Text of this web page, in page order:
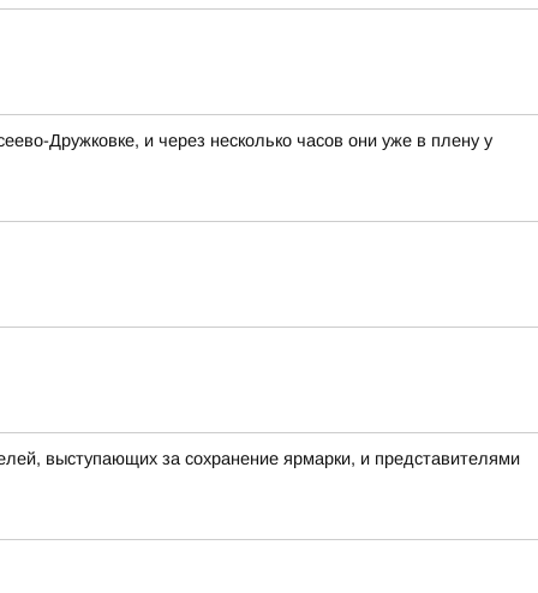
Дружковке, и через несколько часов они уже в плену у
выступающих за сохранение ярмарки, и представителями